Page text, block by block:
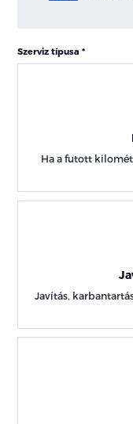
Szerviz típusa
Ha a futott
Javítás,